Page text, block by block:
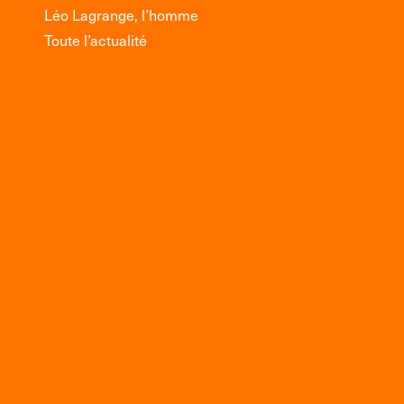
Léo Lagrange, l’homme
Toute l’actualité